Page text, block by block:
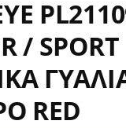
/ SPORT
RED